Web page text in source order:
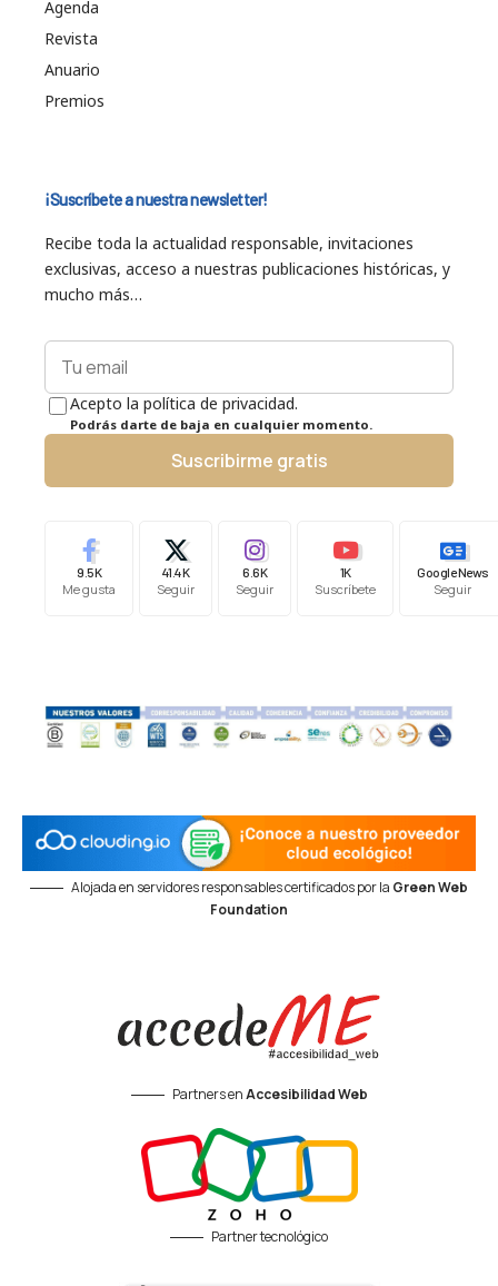
Agenda
Revista
Anuario
Premios
¡Suscríbete a nuestra newsletter!
Recibe toda la actualidad responsable, invitaciones
exclusivas, acceso a nuestras publicaciones históricas, y
mucho más…
Acepto la política de privacidad.
Podrás darte de baja en cualquier momento.
Suscribirme gratis
9.5K
Me gusta
41.4K
Seguir
6.6K
Seguir
1K
Suscríbete
Google News
Seguir
Alojada en servidores responsables certificados por la Green Web
Foundation
Partners enAccesibilidad Web
Partner tecnológico